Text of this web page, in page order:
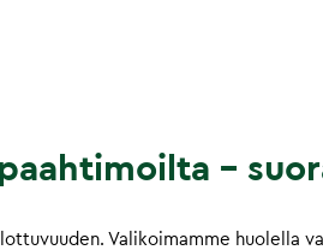
–
Valikoimamme huolella